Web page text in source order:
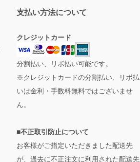
支払い方法について
クレジットカード
分割払い、リボ払い可能です。
※クレジットカードの分割払い、リボ払
いは金利・手数料無料ではございませ
ん。
■不正取引防止について
お客様がご指定いただきました配送先
が、過去に不正注文に利用された配送先